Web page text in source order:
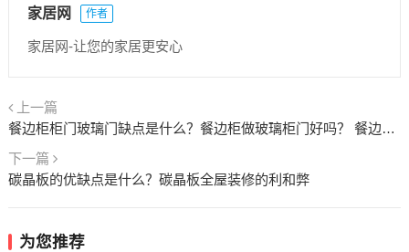
家居网 作者
家居网-让您的家居更安心
上一篇
餐边柜柜门玻璃门缺点是什么？餐边柜做玻璃柜门好吗？ 餐边柜的玻璃门多少钱一平
下一篇
碳晶板的优缺点是什么？碳晶板全屋装修的利和弊
为您推荐